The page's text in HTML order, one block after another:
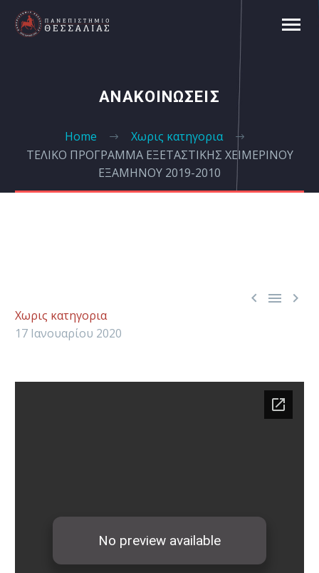
ΑΝΑΚΟΙΝΩΣΕΙΣ
Home
Χωρις κατηγορια
ΤΕΛΙΚΟ ΠΡΟΓΡΑΜΜΑ ΕΞΕΤΑΣΤΙΚΗΣ ΧΕΙΜΕΡΙΝΟΥ
ΕΞΑΜΗΝΟΥ 2019-2010
  
Χωρις κατηγορια
17 Ιανουαρίου 2020